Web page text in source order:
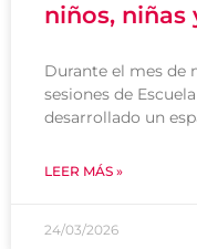
niños, niñas
Durante el mes de
sesiones de
desarrollado un
LEER MÁS »
24/03/2026